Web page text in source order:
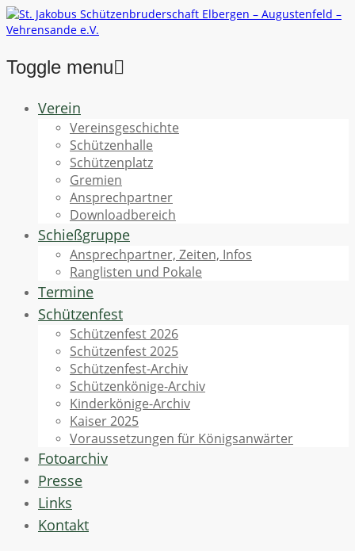
Toggle menu
Skip
Verein
Vereinsgeschichte
Schützenhalle
Schützenplatz
Gremien
Ansprechpartner
Downloadbereich
Schießgruppe
Ansprechpartner, Zeiten, Infos
Ranglisten und Pokale
Termine
Schützenfest
Schützenfest 2026
Schützenfest 2025
Schützenfest-Archiv
Schützenkönige-Archiv
Kinderkönige-Archiv
Kaiser 2025
Voraussetzungen für Königsanwärter
Fotoarchiv
Presse
Links
Kontakt